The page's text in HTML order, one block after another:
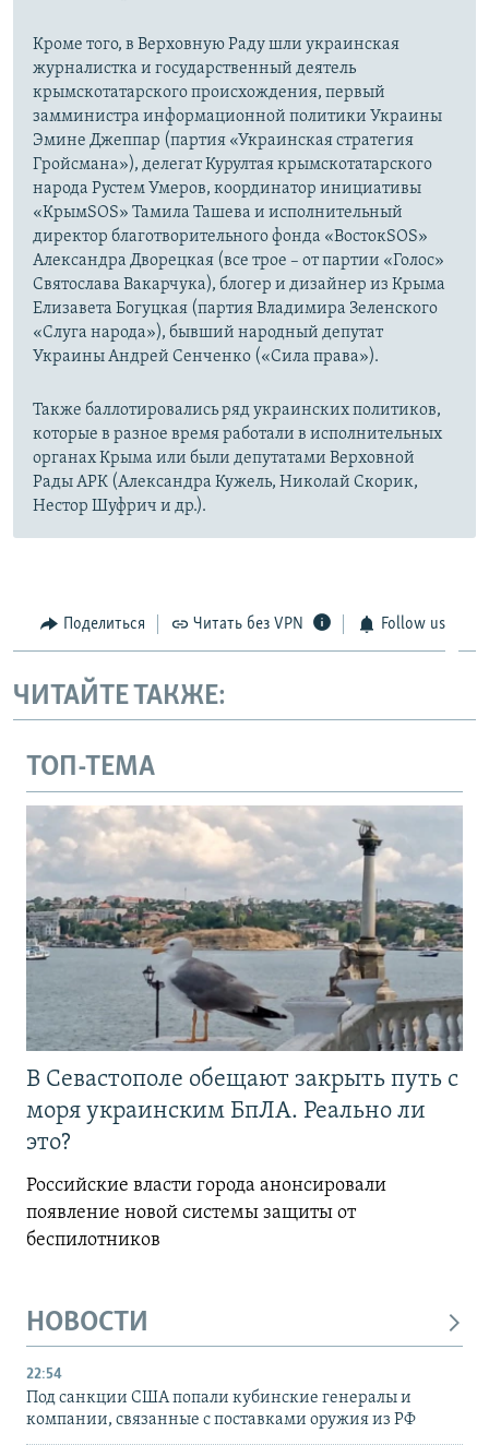
Кроме того, в Верховную Раду шли украинская
журналистка и государственный деятель
крымскотатарского происхождения, первый
замминистра информационной политики Украины
Эмине Джеппар (партия «Украинская стратегия
Гройсмана»), делегат Курултая крымскотатарского
народа Рустем Умеров, координатор инициативы
«КрымSOS» Тамила Ташева и исполнительный
директор благотворительного фонда «ВостокSOS»
Александра Дворецкая (все трое – от партии «Голос»
Святослава Вакарчука), блогер и дизайнер из Крыма
Елизавета Богуцкая (партия Владимира Зеленского
«Слуга народа»), бывший народный депутат
Украины Андрей Сенченко («Сила права»).
Также баллотировались ряд украинских политиков,
которые в разное время работали в исполнительных
органах Крыма или были депутатами Верховной
Рады АРК (Александра Кужель, Николай Скорик,
Нестор Шуфрич и др.).
Поделиться Читать без VPN Follow us
ЧИТАЙТЕ ТАКЖЕ:
ТОП-ТЕМА
В Севастополе обещают закрыть путь с
моря украинским БпЛА. Реально ли
это?
Российские власти города анонсировали
появление новой системы защиты от
беспилотников
НОВОСТИ
22:54
Под санкции США попали кубинские генералы и
компании, связанные с поставками оружия из РФ